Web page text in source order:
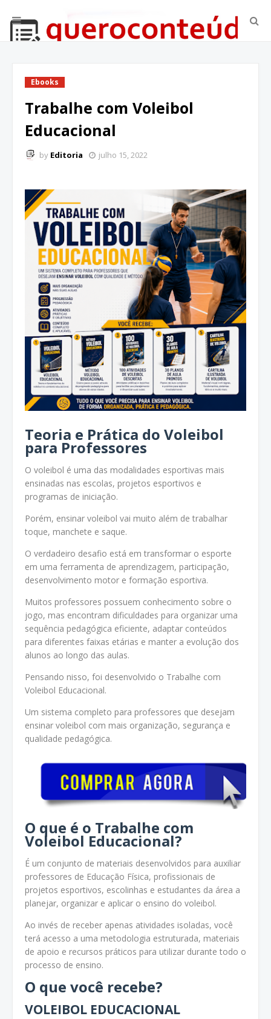
Ebooks
Trabalhe com Voleibol
Educacional
by Editoria julho 15, 2022
Teoria e Prática do Voleibol
para Professores
O voleibol é uma das modalidades esportivas mais
ensinadas nas escolas, projetos esportivos e
programas de iniciação.
Porém, ensinar voleibol vai muito além de trabalhar
toque, manchete e saque.
O verdadeiro desafio está em transformar o esporte
em uma ferramenta de aprendizagem, participação,
desenvolvimento motor e formação esportiva.
Muitos professores possuem conhecimento sobre o
jogo, mas encontram dificuldades para organizar uma
sequência pedagógica eficiente, adaptar conteúdos
para diferentes faixas etárias e manter a evolução dos
alunos ao longo das aulas.
Pensando nisso, foi desenvolvido o Trabalhe com
Voleibol Educacional.
Um sistema completo para professores que desejam
ensinar voleibol com mais organização, segurança e
qualidade pedagógica.
O que é o Trabalhe com
Voleibol Educacional?
É um conjunto de materiais desenvolvidos para auxiliar
professores de Educação Física, profissionais de
projetos esportivos, escolinhas e estudantes da área a
planejar, organizar e aplicar o ensino do voleibol.
Ao invés de receber apenas atividades isoladas, você
terá acesso a uma metodologia estruturada, materiais
de apoio e recursos práticos para utilizar durante todo o
processo de ensino.
O que você recebe?
VOLEIBOL EDUCACIONAL